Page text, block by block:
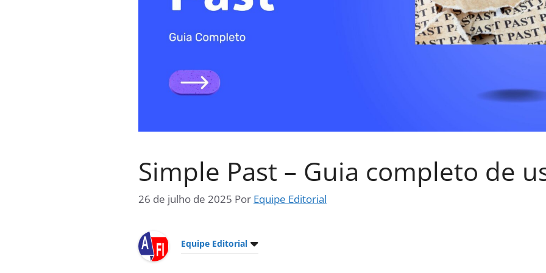
Simple Past – Guia completo de
26 de julho de 2025 Por Equipe Editorial
Equipe Editorial